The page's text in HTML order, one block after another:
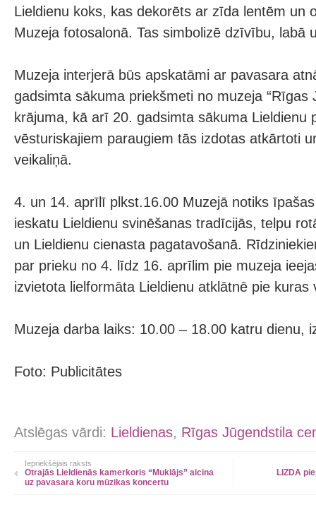
Lieldienu koks, kas dekorēts ar zīda lentēm un
Muzeja fotosalonā. Tas simbolizē dzīvību, labā
Muzeja interjerā būs apskatāmi ar pavasara
gadsimta sākuma priekšmeti no muzeja “Rīgas
krājuma, kā arī 20. gadsimta sākuma Lieldienu
vēsturiskajiem paraugiem tās izdotas atkārtoti
veikaliņā.
4. un 14. aprīlī plkst.16.00 Muzejā notiks
ieskatu Lieldienu svinēšanas tradīcijās, telpu
un Lieldienu cienasta pagatavošanā.
par prieku no 4. līdz 16. aprīlim pie muzeja
izvietota lielformāta Lieldienu atklātnē pie
Muzeja darba laiks: 10.00 – 18.00 katru dienu,
Foto: Publicitātes
Atslēgas vārdi: Lieldienas, Rīgas Jūgendstila
Iepriekšējais raksts
Otrajās Lieldienās kamerkoris “Muklājs” aicina
uz pavasara koru mūzikas koncertu
LIZDA